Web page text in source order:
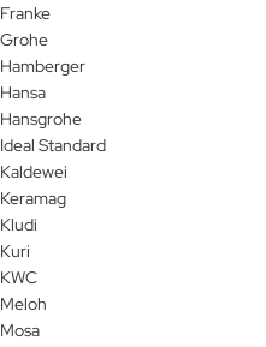
Franke
Grohe
Hamberger
Hansa
Hansgrohe
Ideal Standard
Kaldewei
Keramag
Kludi
Kuri
KWC
Meloh
Mosa